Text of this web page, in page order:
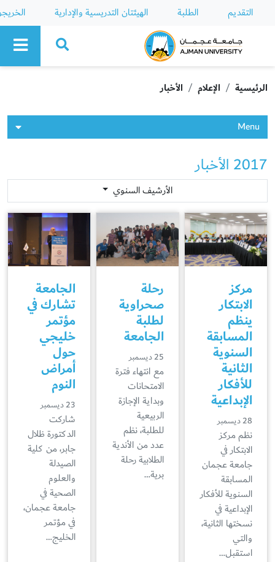
التقديم الطلبة الهيئتان التدريسية والإدارية
Ajman University
الرئيسية الإعلام الأخبار
Menu
2017 الأخبار
الأرشيف السنوي
مركز
الابتكار
ينظم
المسابقة
السنوية
الثانية
للأفكار
الإبداعية
28 ديسمبر
نظم مركز
الابتكار في
جامعة عجمان
المسابقة
السنوية للأفكار
الإبداعية في
نسختها الثانية،
والتي
استقبل…
رحلة
صحراوية
لطلبة
الجامعة
25 ديسمبر
مع انتهاء فترة
الامتحانات
وبداية الإجازة
الربيعية
للطلبة، نظم
عدد من الأندية
الطلابية رحلة
برية…
الجامعة
تشارك في
مؤتمر
خليجي
حول
أمراض
النوم
23 ديسمبر
شاركت
الدكتورة ظلال
جابر، من كلية
الصيدلة
والعلوم
الصحية في
جامعة عجمان،
في مؤتمر
الخليج…